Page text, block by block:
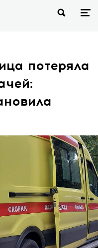
потеряла